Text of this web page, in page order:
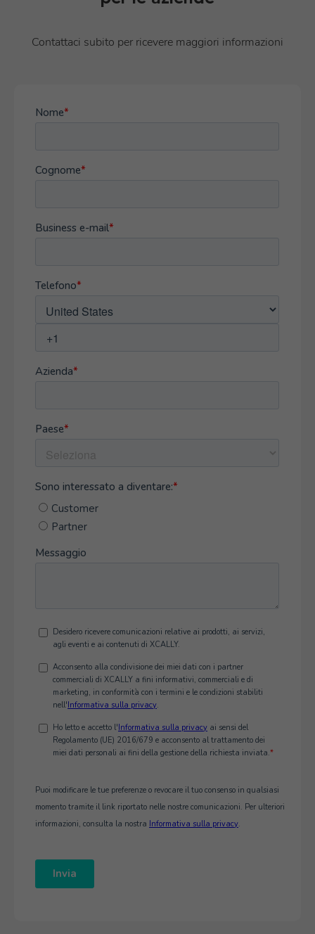
Contattaci subito per ricevere maggiori informazioni